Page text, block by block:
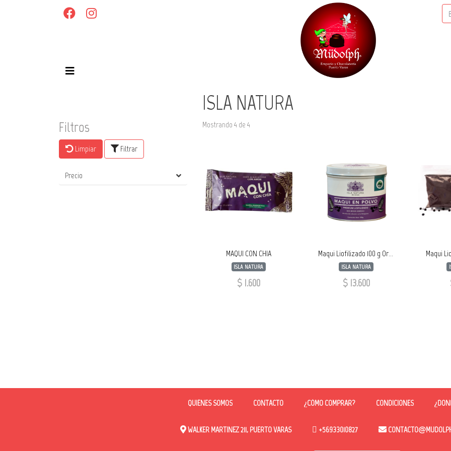
ISLA NATURA
Filtros
Limpiar Filtrar
Precio
Mostrando 4 de 4
MAQUI CON CHIA
ISLA NATURA
$ 1.600
Maqui Liofilizado 100 g Orgánico LATA
ISLA NATURA
$ 13.600
QUIÉNES SOMOS CONTACTO ¿CÓMO COMPRAR? CONDICIONES
WALKER MARTINEZ 211, PUERTO VARAS +56933010827